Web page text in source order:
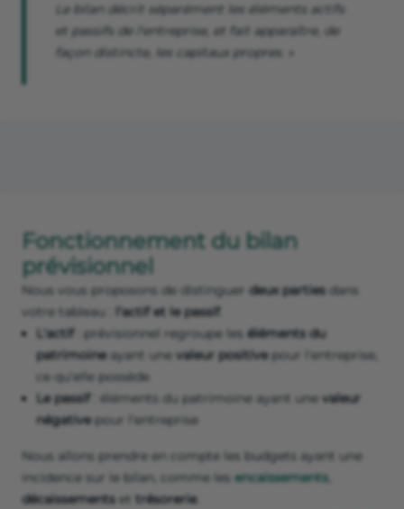
Le bilan décrit séparément les éléments actifs
et passifs de l'entreprise, et fait apparaître, de
façon distincte, les capitaux propres. »
Fonctionnement du bilan
prévisionnel
Nous vous proposons de distinguer deux parties dans
votre tableau :
l'actif et le passif
L'actif : prévisionnel regroupe les éléments du
patrimoineayant une valeur positivepour l'entreprise,
ce qu’elle possède
Le passif : éléments du patrimoine ayant une valeur
négativepour l'entreprise
Nous allons prendre en compte les budgets ayant une
incidence sur le bilan, comme les encaissements,
décaissements et trésorerie.